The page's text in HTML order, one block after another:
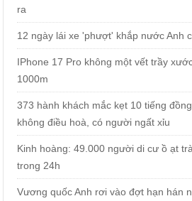
ra
12 ngày lái xe 'phượt' khắp nước Anh
IPhone 17 Pro không một vết trầy
1000m
373 hành khách mắc kẹt 10 tiếng
không điều hoà, có người ngất xỉu
Kinh hoàng: 49.000 người di cư ồ ạt
trong 24h
Vương quốc Anh rơi vào đợt hạn hán